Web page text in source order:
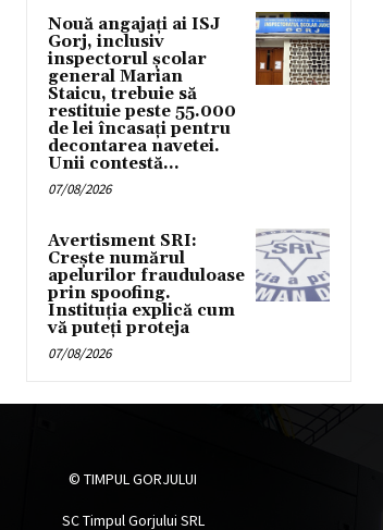
Nouă angajați ai ISJ
Gorj, inclusiv
inspectorul școlar
general Marian
Staicu, trebuie să
restituie peste 55.000
de lei încasați pentru
decontarea navetei.
Unii contestă...
07/08/2026
Avertisment SRI:
Crește numărul
apelurilor frauduloase
prin spoofing.
Instituția explică cum
vă puteți proteja
07/08/2026
© TIMPUL GORJULUI
SC Timpul Gorjului SRL